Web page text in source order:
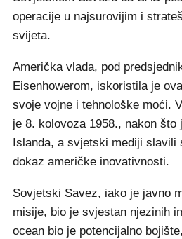
operacije u najsurovijim i
svijeta.
Američka vlada, pod
Eisenhowerom, iskoristila je
svoje vojne i tehnološke moći.
je 8. kolovoza 1958., nakon što
Islanda, a svjetski mediji slavili
dokaz američke inovativnosti.
Sovjetski Savez, iako je javno
misije, bio je svjestan njezinih
ocean bio je potencijalno